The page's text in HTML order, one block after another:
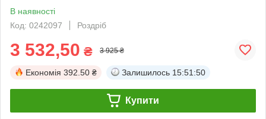
В наявності
Код: 0242097
Роздріб
3 532,50 ₴ 3 925 ₴
Економія 392.50 ₴ Залишилось 15:51:49
Купити